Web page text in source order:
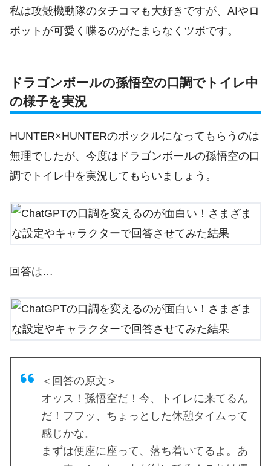
私は攻殻機動隊のタチコマも大好きですが、AIやロ
ボットが可愛く喋るのがたまらなくツボです。
ドラゴンボールの孫悟空の口調でトイレ中
の様子を実況
HUNTER×HUNTERのポックルになってもらうのは
無理でしたが、今度はドラゴンボールの孫悟空の口
調でトイレ中を実況してもらいましょう。
回答は…
＜回答の原文＞
オッス！孫悟空だ！今、トイレに来てるん
だ！フフッ、ちょっとした休憩タイムって
感じかな。
まずは便座に座って、落ち着いてるよ。あ